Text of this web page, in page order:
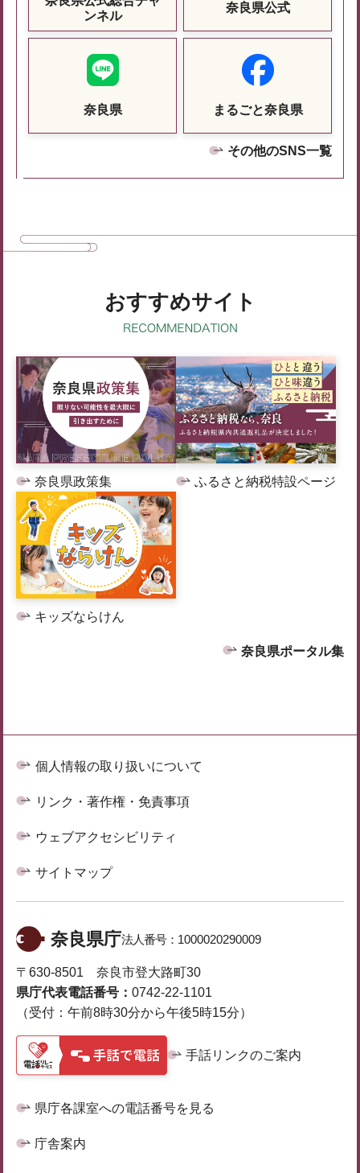
ンネル
奈良県公式
奈良県 まるごと奈良県
その他のSNS一覧
おすすめサイト
奈良県政策集 ふるさと納税特設ページ
キッズならけん
奈良県ポータル集
個人情報の取り扱いについて
リンク・著作権・免責事項
ウェブアクセシビリティ
サイトマップ
奈良県庁法人番号： 1000020290009
〒630-8501 奈良市登大路町30
県庁代表電話番号： 0742-22-1101
（受付：午前8時30分から午後5時15分）
手話リンクのご案内
県庁各課室への電話番号を見る
庁舎案内